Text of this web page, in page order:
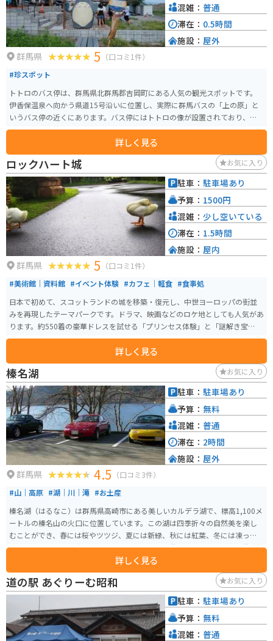
である「中山そば」を味わってみてください。そばの実の甘皮まで挽き込ん
だ、香りが高く風味豊かなそばです。
群馬県 5 （口コミ1件）
#珍スポット
トトロのバス停は、群馬県北群馬郡吉岡町にある人気の観光スポットです。
伊香保温泉へ向かう県道15号沿いに位置し、実際に群馬バスの「上の原」と
いうバス停の近くにあります。バス停にはトトロの像が設置されており、訪
れる人々が一緒に写真を撮るための人気のフォトスポットとして知られてい
ともアクセスが良く、伊香保温泉の観光ついでに訪れることができる便利な
場所です。また、広い駐車スペースもあり、車でのアクセスも容易です。トト
ロと一緒にバスを待つようなユニークな体験ができ、子供から大人まで楽し
める場所となっています。他にも、「ハウルの動く城」に出てくるカカシの
壁画があったり「千と千尋の神隠し」の最初と最後に出てくる石の像があり
ます。ジブリ好きには嬉しいスポットになっています。
詳しく見る
混雑： 普通
滞在： 0.5時間
施設： 屋外
ロックハート城 お気に入り
群馬県 5 （口コミ1件）
#美術館｜資料館 #イベント体験 #カフェ｜軽食 #食事処
日本で初めて、スコットランドの城を移築・復元し、中世ヨーロッパの街並
みを再現したテーマパークです。ドラマ、映画などのロケ地としても人気があ
ります。約550着の豪華ドレスを試せる「プリンセス体験」と「謎解き宝探し
体験」といったイベント体験もできます。
詳しく見る
駐車： 駐車場あり
予算： 1500円
混雑： 少し空いている
滞在： 1.5時間
施設： 屋内
榛名湖 お気に入り
群馬県 4.5 （口コミ3件）
#山｜高原 #湖｜川｜滝 #お土産
榛名湖（はるなこ）は群馬県高崎市にある美しいカルデラ湖で、標高1,100メ
ートルの榛名山の火口に位置しています。この湖は四季折々の自然美を楽し
むことができ、春には桜やツツジ、夏には新緑、秋には紅葉、冬には凍った
湖面といった風景が広がります。湖畔ではボート遊びやサイクリング、遊覧船
での湖上散策が楽しめ、冬にはワカサギ釣りも人気です。特に紅葉シーズン
には多くの観光客が訪れ、その美しさを堪能します。周囲には温泉施設やキ
ャンプ場もあり、アウトドア活動が充実しています。
詳しく見る
駐車： 駐車場あり
予算： 無料
混雑： 普通
滞在： 2時間
施設： 屋外
道の駅 あぐりーむ昭和 お気に入り
駐車： 駐車場あり
予算： 無料
混雑： 普通